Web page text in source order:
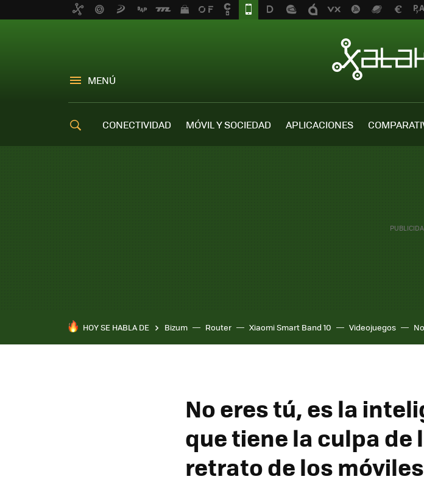
MENÚ
CONECTIVIDAD MÓVIL Y SOCIEDAD APLICACIONES
HOY SE HABLA DE Bizum Router Xiaomi Smart Band 10 Videojuegos
No eres tú, es la
que tiene la culpa de
retrato de los